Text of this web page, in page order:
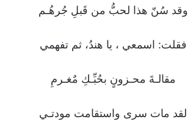
وقد سُنّ هذا لحبُّ من قَبلِ جُرهُـم
فقلت: اسمعي ، يا هندُ، ثم تفهمي
مقالـةَ محـزونٍ بحُبِّـكِ مٌغـرمِ
لقد مات سرى واستقامت مودتـي